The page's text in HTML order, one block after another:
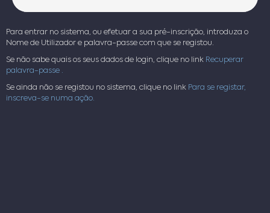
Para entrar no sistema, ou efetuar a sua pré-inscrição, introduza o
Nome de Utilizador e palavra-passe com que se registou.
Se não sabe quais os seus dados de login, clique no link Recuperar
palavra-passe .
Se ainda não se registou no sistema, clique no link Para se registar,
inscreva-se numa ação.